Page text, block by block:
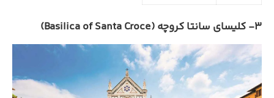
3- کلیسای سانتا کروچه (Basilica of Santa Croce)